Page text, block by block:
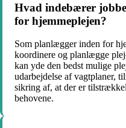
Hvad indebærer
for hjemmeplejen?
Som planlægger inden for
koordinere og planlægge
kan yde den bedst mulige
udarbejdelse af vagtplaner,
sikring af, at der er
behovene.